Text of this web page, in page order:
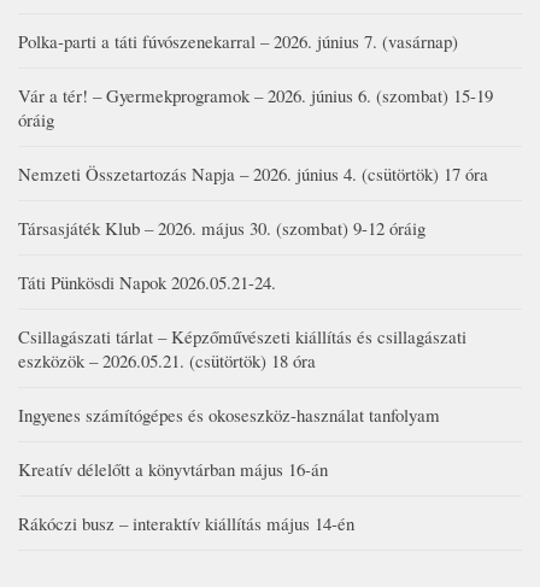
Polka-parti a táti fúvószenekarral – 2026. június 7. (vasárnap)
Vár a tér! – Gyermekprogramok – 2026. június 6. (szombat) 15-19
óráig
Nemzeti Összetartozás Napja – 2026. június 4. (csütörtök) 17 óra
Társasjáték Klub – 2026. május 30. (szombat) 9-12 óráig
Táti Pünkösdi Napok 2026.05.21-24.
Csillagászati tárlat – Képzőművészeti kiállítás és csillagászati
eszközök – 2026.05.21. (csütörtök) 18 óra
Ingyenes számítógépes és okoseszköz-használat tanfolyam
Kreatív délelőtt a könyvtárban május 16-án
Rákóczi busz – interaktív kiállítás május 14-én